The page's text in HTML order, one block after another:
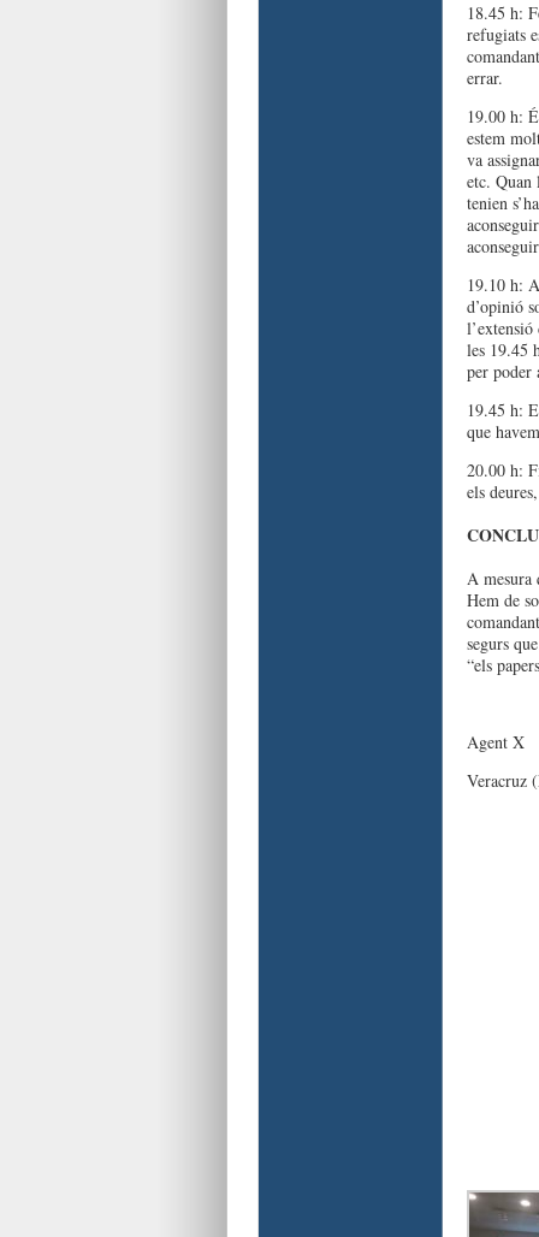
18.45 h:
refugiats
errar.
19.00 h:
estem
va
etc. Quan
tenien
19.10 h:
d’opinió
les 19.45
per poder
19.45 h:
que
20.00 h:
els
A mesura
Hem de
segurs
“els
Agent X
Veracruz